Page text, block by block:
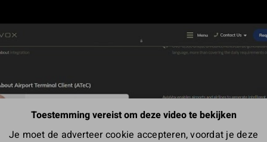
Toestemming vereist om deze video te bekijken
Je moet de adverteer cookie accepteren, voordat je deze